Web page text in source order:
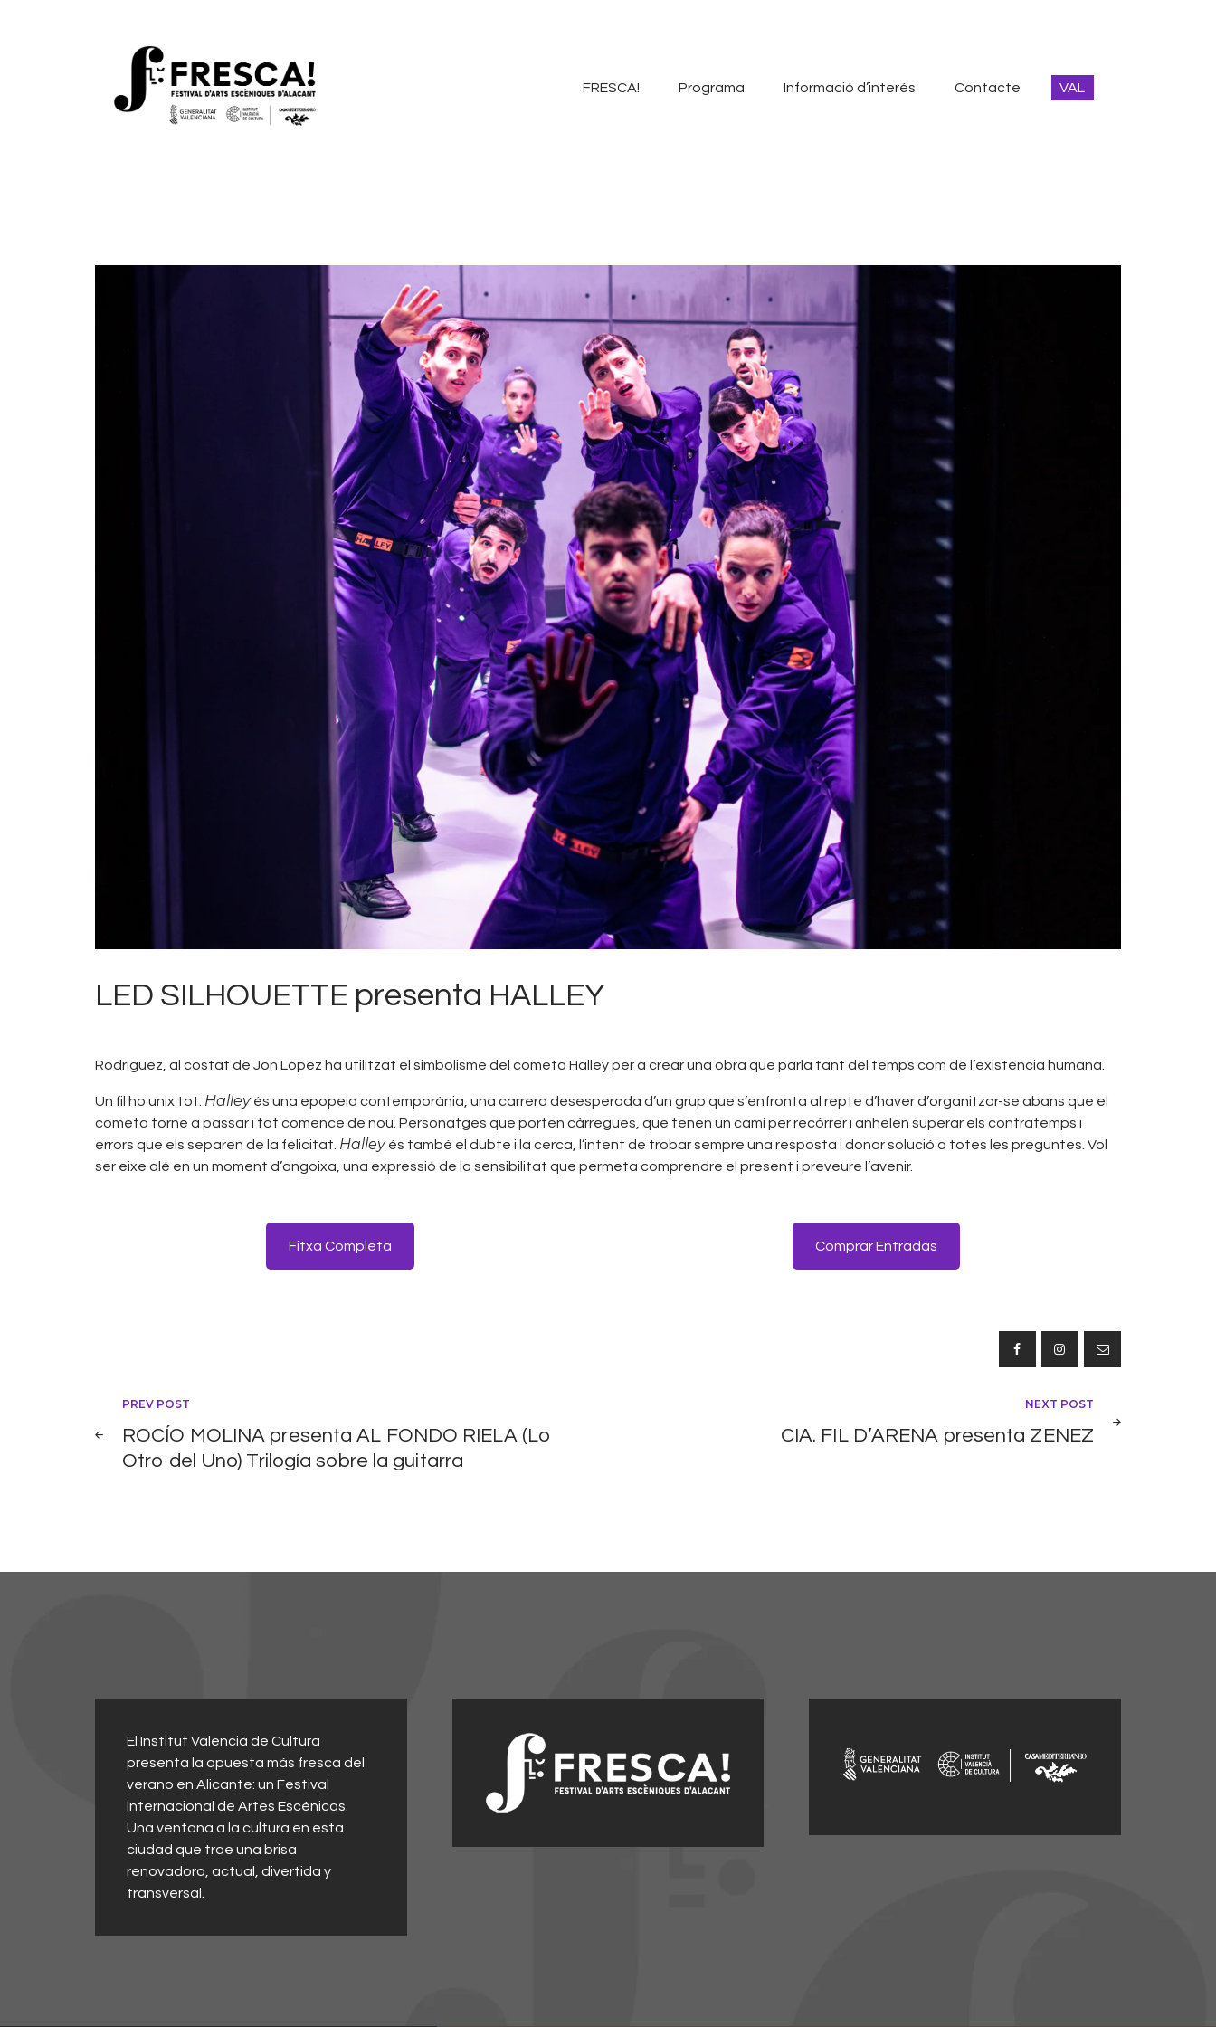
FRESCA! Programa Informació d’interés Contacte VAL
LED SILHOUETTE presenta HALLEY
Rodríguez, al costat de Jon López ha utilitzat el simbolisme del cometa Halley per a crear una obra que parla tant del temps com de l’existència humana.
Un fil ho unix tot. Halleyés una epopeia contemporània, una carrera desesperada d’un grup que s’enfronta al repte d’haver d’organitzar-se abans que el
cometa torne a passar i tot comence de nou. Personatges que porten càrregues, que tenen un camí per recórrer i anhelen superar els contratemps i
errors que els separen de la felicitat. Halleyés també el dubte i la cerca, l’intent de trobar sempre una resposta i donar solució a totes les preguntes. Vol
ser eixe alé en un moment d’angoixa, una expressió de la sensibilitat que permeta comprendre el present i preveure l’avenir.
Fitxa Completa Comprar Entradas
Navegació
d'entrades
PREV POST
ROCÍO MOLINA presenta AL FONDO RIELA (Lo
Otro del Uno) Trilogía sobre la guitarra
NEXT POST
CIA. FIL D’ARENA presenta ZENEZ
El Institut Valencià de Cultura
presenta la apuesta más fresca del
verano en Alicante: un Festival
Internacional de Artes Escénicas.
Una ventana a la cultura en esta
ciudad que trae una brisa
renovadora, actual, divertida y
transversal.